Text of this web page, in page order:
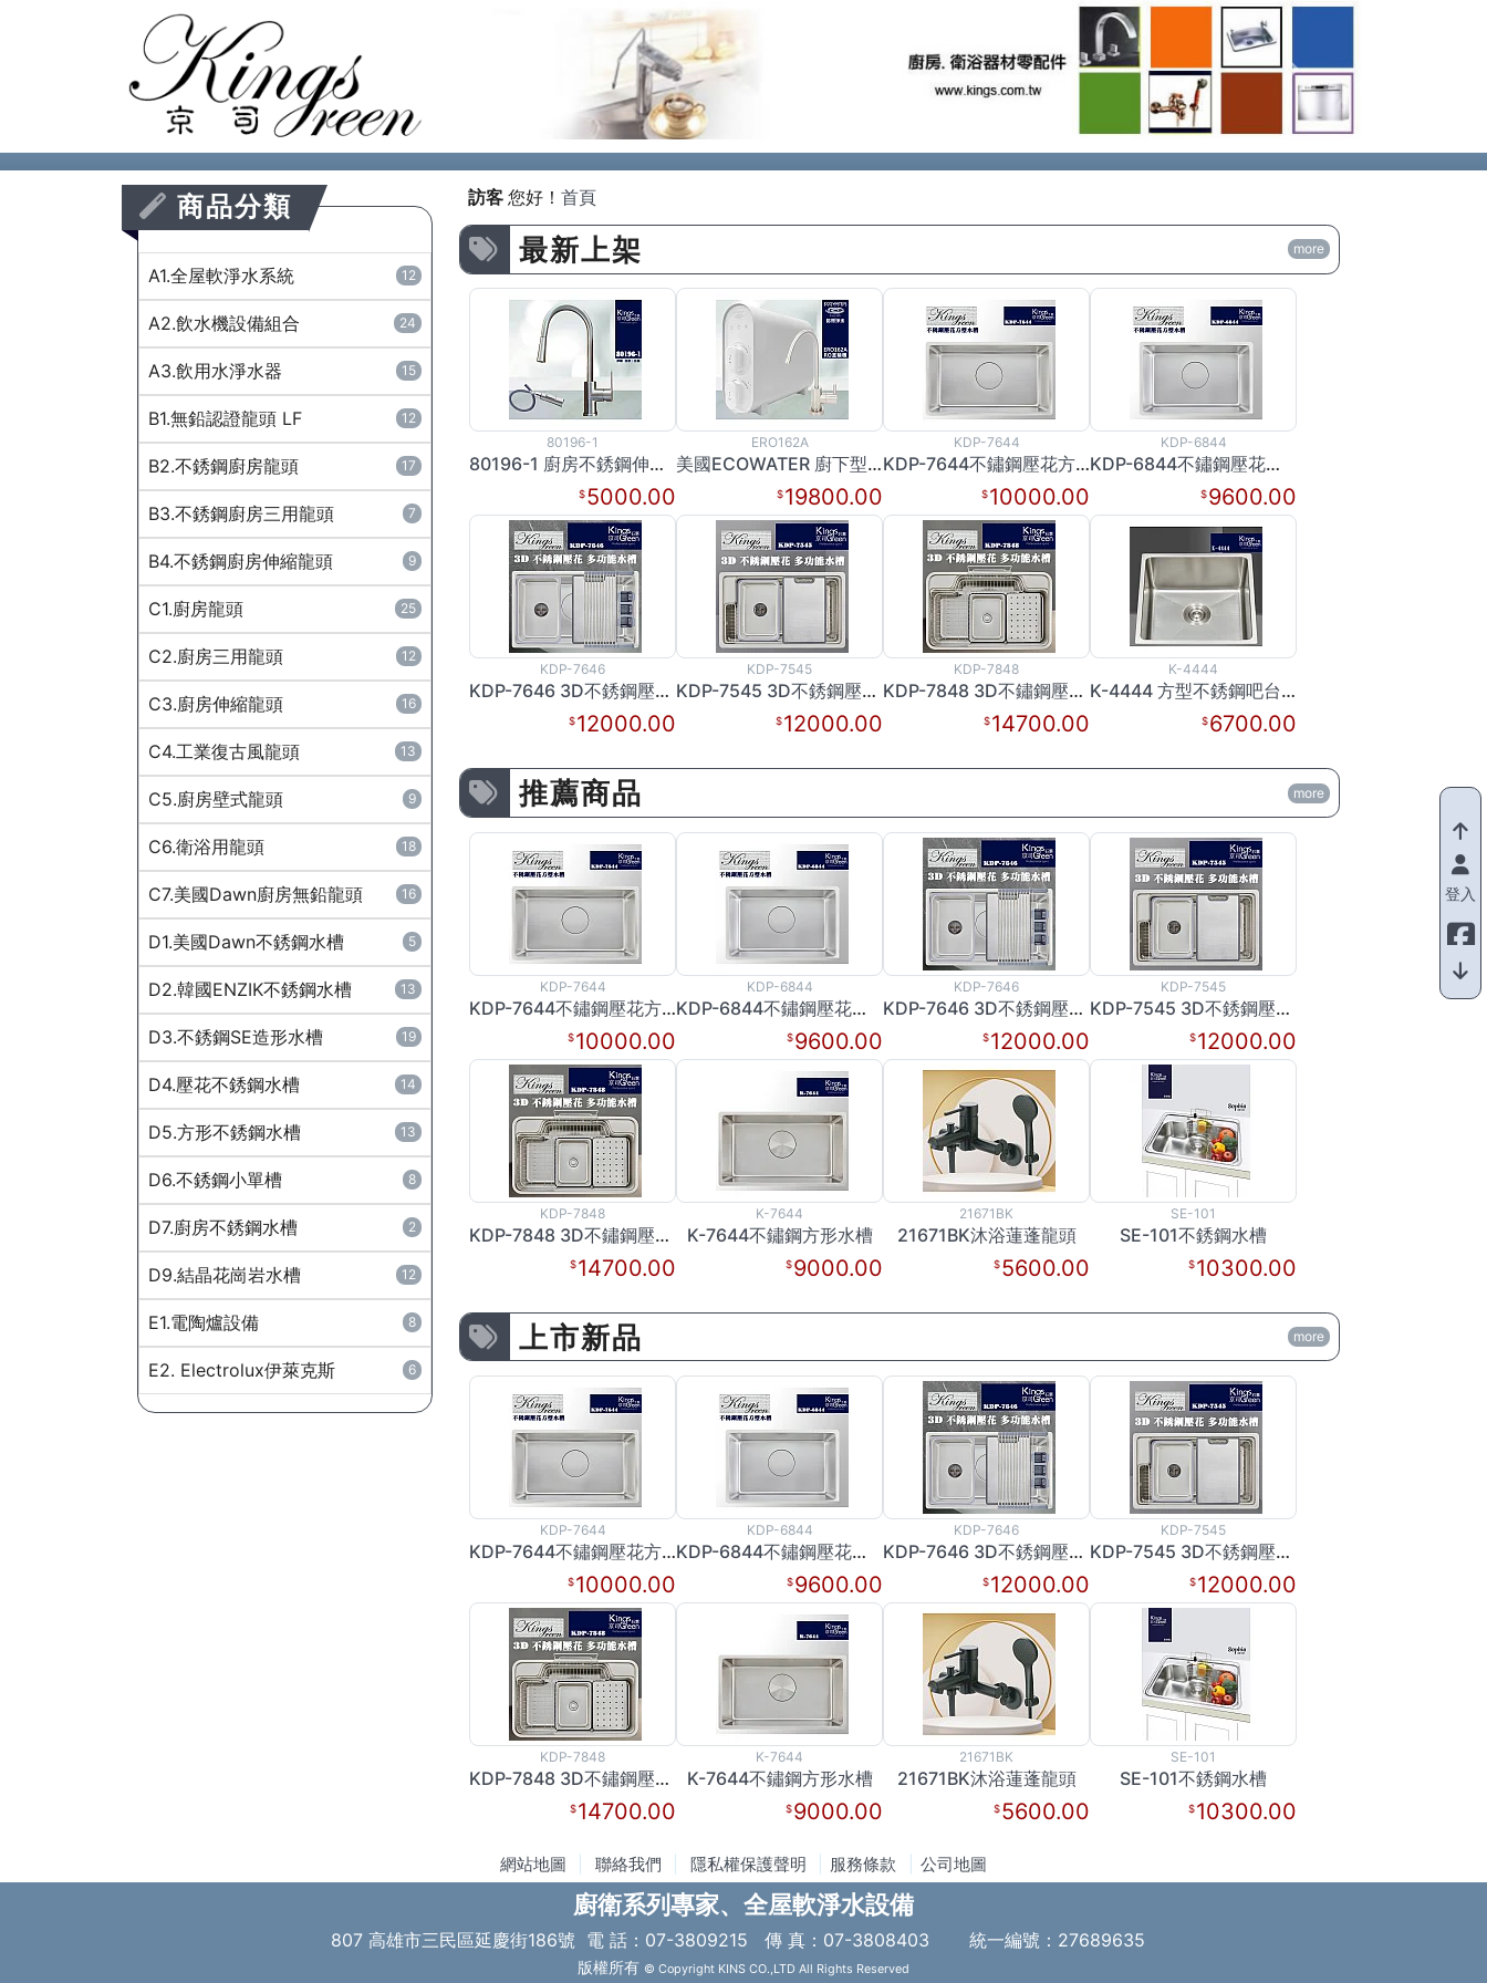
Next
商品分類
A1.全屋軟淨水系統 12
A2.飲水機設備組合 24
A3.飲用水淨水器 15
B1.無鉛認證龍頭 LF 12
B2.不銹鋼廚房龍頭 17
B3.不銹鋼廚房三用龍頭 7
B4.不銹鋼廚房伸縮龍頭 9
C1.廚房龍頭 25
C2.廚房三用龍頭 12
C3.廚房伸縮龍頭 16
C4.工業復古風龍頭 13
C5.廚房壁式龍頭 9
C6.衛浴用龍頭 18
C7.美國Dawn廚房無鉛龍頭 16
D1.美國Dawn不銹鋼水槽 5
D2.韓國ENZIK不銹鋼水槽 13
D3.不銹鋼SE造形水槽 19
D4.壓花不銹鋼水槽 14
D5.方形不銹鋼水槽 13
D6.不銹鋼小單槽 8
D7.廚房不銹鋼水槽 2
D9.結晶花崗岩水槽 12
E1.電陶爐設備 8
E2. Electrolux伊萊克斯 6
訪客 您好！ 首頁
最新上架 more
80196-1
80196-1 廚房不銹鋼伸縮龍頭
5000.00
ERO162A
美國ECOWATER 廚下型RO直輸機 ERO162A
19800.00
KDP-7644
KDP-7644不鏽鋼壓花方形水槽
10000.00
KDP-6844
KDP-6844不鏽鋼壓花方形水槽
9600.00
KDP-7646
KDP-7646 3D不銹鋼壓花多功能水槽
12000.00
KDP-7545
KDP-7545 3D不銹鋼壓花多功能水槽
12000.00
KDP-7848
KDP-7848 3D不鏽鋼壓花多功能水槽
14700.00
K-4444
K-4444 方型不銹鋼吧台水槽
6700.00
推薦商品 more
KDP-7644
KDP-7644不鏽鋼壓花方形水槽
10000.00
KDP-6844
KDP-6844不鏽鋼壓花方形水槽
9600.00
KDP-7646
KDP-7646 3D不銹鋼壓花多功能水槽
12000.00
KDP-7545
KDP-7545 3D不銹鋼壓花多功能水槽
12000.00
KDP-7848
KDP-7848 3D不鏽鋼壓花多功能水槽
14700.00
K-7644
K-7644不鏽鋼方形水槽
9000.00
21671BK
21671BK沐浴蓮蓬龍頭
5600.00
SE-101
SE-101不銹鋼水槽
10300.00
上市新品 more
KDP-7644
KDP-7644不鏽鋼壓花方形水槽
10000.00
KDP-6844
KDP-6844不鏽鋼壓花方形水槽
9600.00
KDP-7646
KDP-7646 3D不銹鋼壓花多功能水槽
12000.00
KDP-7545
KDP-7545 3D不銹鋼壓花多功能水槽
12000.00
KDP-7848
KDP-7848 3D不鏽鋼壓花多功能水槽
14700.00
K-7644
K-7644不鏽鋼方形水槽
9000.00
21671BK
21671BK沐浴蓮蓬龍頭
5600.00
SE-101
SE-101不銹鋼水槽
10300.00
登入
網站地圖 聯絡我們 隱私權保護聲明 服務條款 公司地圖
廚衛系列專家、全屋軟淨水設備
807 高雄市三民區延慶街186號 電 話：07-3809215 傳 真：07-3808403 統一編號：27689635
版權所有 © Copyright KINS CO.,LTD All Rights Reserved